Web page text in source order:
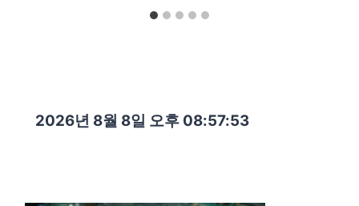
2026년 8월 8일 오후 08:57:55